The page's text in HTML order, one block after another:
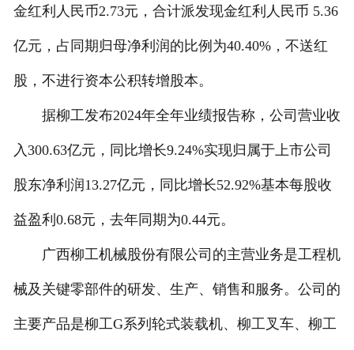
在线留言
金红利人民币2.73元，合计派发现金红利人民币 5.36
亿元，占同期归母净利润的比例为40.40%，不送红
股，不进行资本公积转增股本。
据柳工发布2024年全年业绩报告称，公司营业收
入300.63亿元，同比增长9.24%实现归属于上市公司
股东净利润13.27亿元，同比增长52.92%基本每股收
益盈利0.68元，去年同期为0.44元。
广西柳工机械股份有限公司的主营业务是工程机
械及关键零部件的研发、生产、销售和服务。公司的
主要产品是柳工G系列轮式装载机、柳工叉车、柳工